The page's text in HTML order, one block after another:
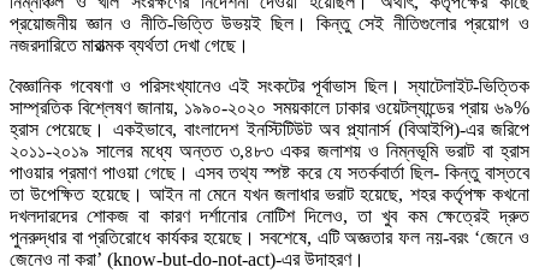
প্রয়োজনীয় জ্ঞান ও নীতি-ভিত্তি উভয়ই ছিল। কিন্তু সেই নীতিগুলোর প্রয়োগ ও
নজরদারিতে মারাত্মক ব্যর্থতা দেখা গেছে।
বৈজ্ঞানিক গবেষণা ও পরিসংখ্যানেও এই সংকটের পূর্বাভাস ছিল। স্যাটেলাইট-ভিত্তিক
সাম্প্রতিক বিশ্লেষণ জানায়, ১৯৯০-২০২০ সময়কালে ঢাকার ওয়েটল্যান্ডের প্রায় ৬৯%
হ্রাস পেয়েছে। একইভাবে, বাংলাদেশ ইনস্টিটিউট অব প্ল্যানার্স (বিআইপি)-এর জরিপে
২০১১-২০১৯ সালের মধ্যে অন্তত ৩,৪৮৩ একর জলাশয় ও নিম্নভূমি ভরাট বা হ্রাস
পাওয়ার প্রমাণ পাওয়া গেছে। এসব তথ্য স্পষ্ট করে যে সতর্কবার্তা ছিল- কিন্তু বাস্তবে
তা উপেক্ষিত হয়েছে। আইন না মেনে যখন জলাধার ভরাট হয়েছে, শহর কর্তৃপক্ষ কখনো
দখলদারদের শোকজ বা কারণ দর্শানোর নোটিশ দিলেও, তা খুব কম ক্ষেত্রেই দ্রুত
পুনরুদ্ধার বা প্রতিরোধে কার্যকর হয়েছে। সবশেষে, এটি অজ্ঞতার ফল নয়-বরং ‘জেনে ও
জেনেও না করা’ (know-but-do-not-act)-এর উদাহরণ।